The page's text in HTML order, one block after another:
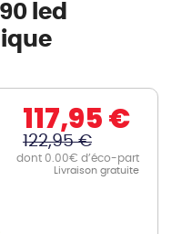
led
117,95 €
122,95 €
dont 0.00€ d’éco-part
Livraison gratuite